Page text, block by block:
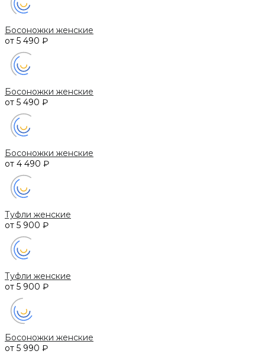
Босоножки женские
от 5 490 ₽
Босоножки женские
от 5 490 ₽
Босоножки женские
от 4 490 ₽
Туфли женские
от 5 900 ₽
Туфли женские
от 5 900 ₽
Босоножки женские
от 5 990 ₽